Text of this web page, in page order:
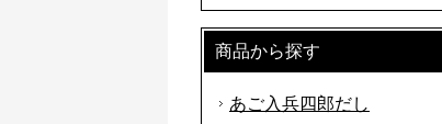
商品から探す
あご入兵四郎だし